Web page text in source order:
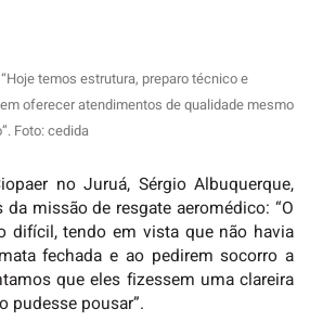
temos estrutura, preparo técnico e
oferecer atendimentos de qualidade mesmo
Foto: cedida
no Juruá, Sérgio Albuquerque,
missão de resgate aeromédico: “O
difícil, tendo em vista que não havia
fechada e ao pedirem socorro a
que eles fizessem uma clareira
pudesse pousar”.